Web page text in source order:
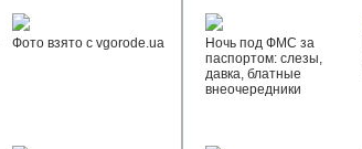
Фото взято с vgorode.ua
Ночь под ФМС за
паспортом: слезы,
давка, блатные
внеочередники